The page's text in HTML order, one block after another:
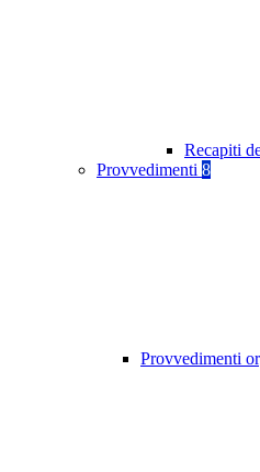
Recapiti
Provvedimenti 8
Provvedimenti